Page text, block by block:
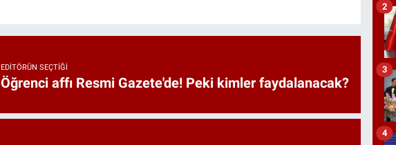
EDITÖRÜN SEÇTIĞI
Öğrenci affı Resmi Gazete'de! Peki kimler faydalanacak?
2
3
4